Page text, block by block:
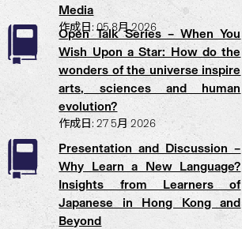
Media
作成日: 05 8月 2026
Open Talk Series – When You
Wish Upon a Star: How do the
wonders of the universe inspire
arts, sciences and human
evolution?
作成日: 27 5月 2026
Presentation and Discussion –
Why Learn a New Language?
Insights from Learners of
Japanese in Hong Kong and
Beyond